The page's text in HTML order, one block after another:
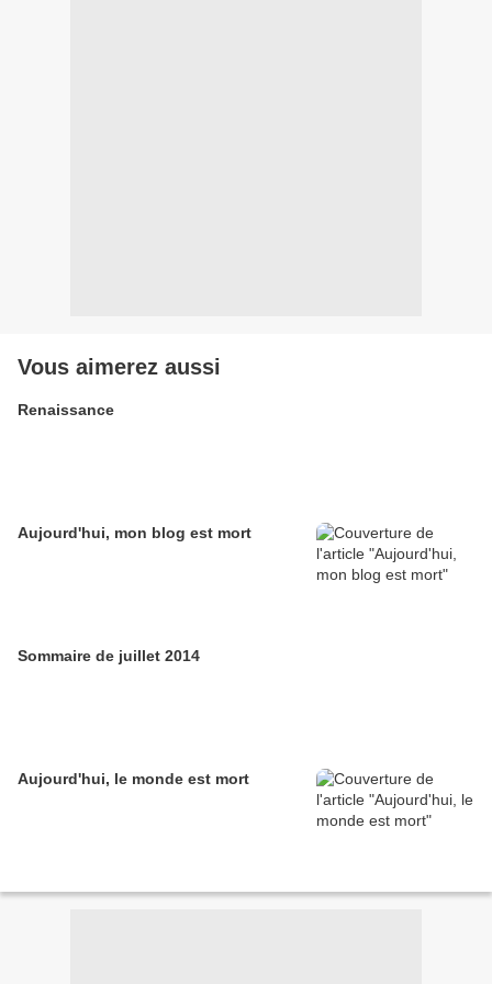
Vous aimerez aussi
Renaissance
Aujourd'hui, mon blog est mort
Sommaire de juillet 2014
Aujourd'hui, le monde est mort